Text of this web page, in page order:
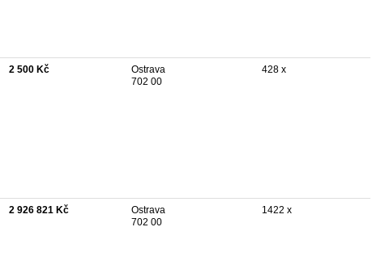
2 500 Kč
Ostrava
702 00
428 x
2 926 821 Kč
Ostrava
702 00
1422 x